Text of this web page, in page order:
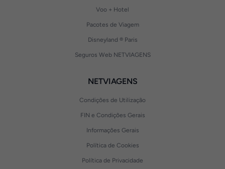
Voo + Hotel
Pacotes de Viagem
Disneyland ® Paris
Seguros Web NETVIAGENS
NETVIAGENS
Condições de Utilização
FIN e Condições Gerais
Informações Gerais
Política de Cookies
Política de Privacidade